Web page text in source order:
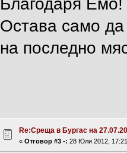
Остава само
на последно
Re:Среща в Бургас на
«Отговор #3 -: 28 Юли 2012,